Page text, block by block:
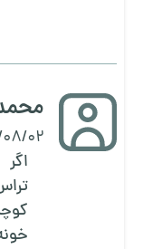
02